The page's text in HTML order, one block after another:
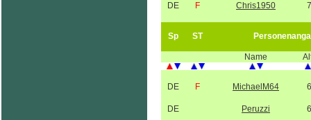
DE F Chris1950
Sp ST
Name
DE F MichaelM64
DE Peruzzi